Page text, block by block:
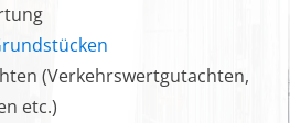
(Verkehrswertgutachten,
etc.)